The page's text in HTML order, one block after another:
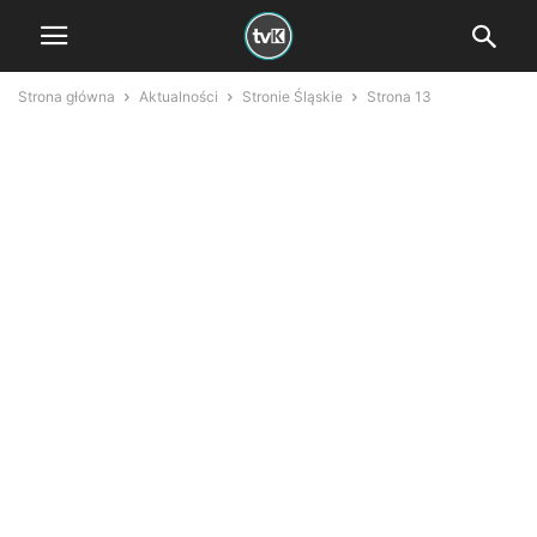
Strona główna Aktualności Stronie Śląskie Strona 13